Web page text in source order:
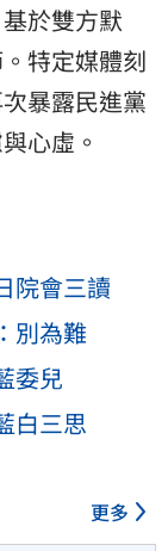
於雙方默
特定媒體刻
暴露民進黨
心虛。
院會三讀
別為難
委兒
白三思
更多